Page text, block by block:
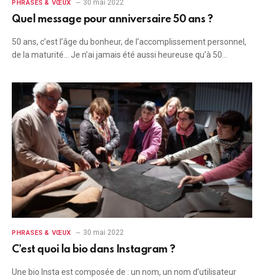
PHRASES & VŒUX 30 mai 2022
Quel message pour anniversaire 50 ans ?
50 ans, c’est l’âge du bonheur, de l’accomplissement personnel,
de la maturité… Je n’ai jamais été aussi heureuse qu’à 50…
PHRASES & VŒUX 30 mai 2022
C’est quoi la bio dans Instagram ?
Une bio Insta est composée de : un nom, un nom d’utilisateur